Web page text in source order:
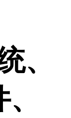
、